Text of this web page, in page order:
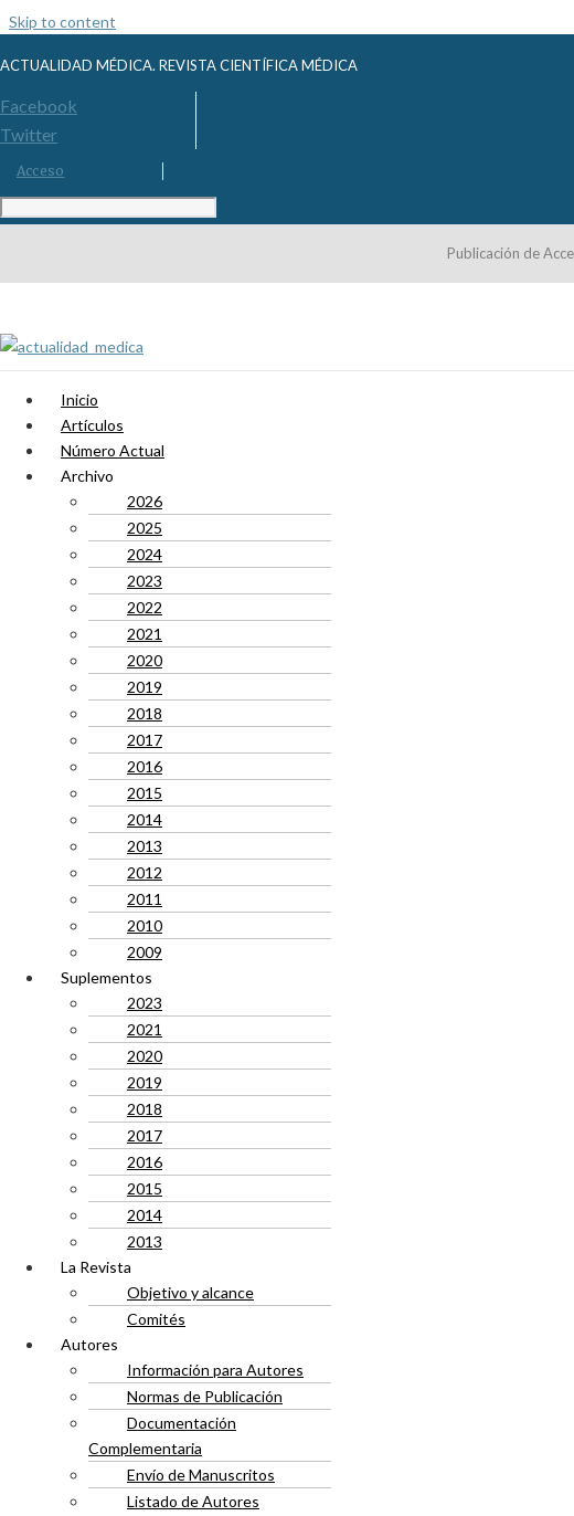
Skip to content
ACTUALIDAD MÉDICA. REVISTA CIENTÍFICA MÉDICA
Facebook
Twitter
Acceso
Publicación de
Inicio
Artículos
Número Actual
Archivo
2026
2025
2024
2023
2022
2021
2020
2019
2018
2017
2016
2015
2014
2013
2012
2011
2010
2009
Suplementos
2023
2021
2020
2019
2018
2017
2016
2015
2014
2013
La Revista
Objetivo y alcance
Comités
Autores
Información para Autores
Normas de Publicación
Documentación
Complementaria
Envío de Manuscritos
Listado de Autores